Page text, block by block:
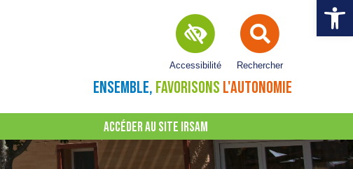
Ouvrir
Rechercher
Accessibilité
ENSEMBLE, FAVORISONS L'AUTONOMIE
ACCÉDER AU SITE IRSAM